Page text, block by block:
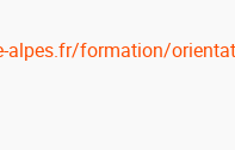
alpes.fr/formation/